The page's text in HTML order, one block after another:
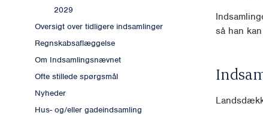
2029
Oversigt over tidligere indsamlinger
Regnskabsaflæggelse
Om Indsamlingsnævnet
Ofte stillede spørgsmål
Nyheder
Hus- og/eller gadeindsamling
så han